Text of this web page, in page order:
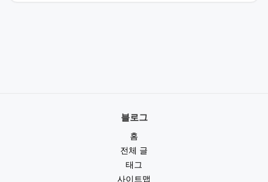
블로그
홈
전체 글
태그
사이트맵